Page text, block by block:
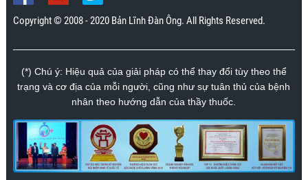
Copyright © 2008 - 2020 Bản Lĩnh Đàn Ông. All Rights Reserved.
(*) Chú ý: Hiệu quả của giải pháp có thể thay đổi tùy theo thể
trạng và cơ địa của mỗi người, cũng như sự tuân thủ của bệnh
nhân theo hướng dẫn của thầy thuốc.